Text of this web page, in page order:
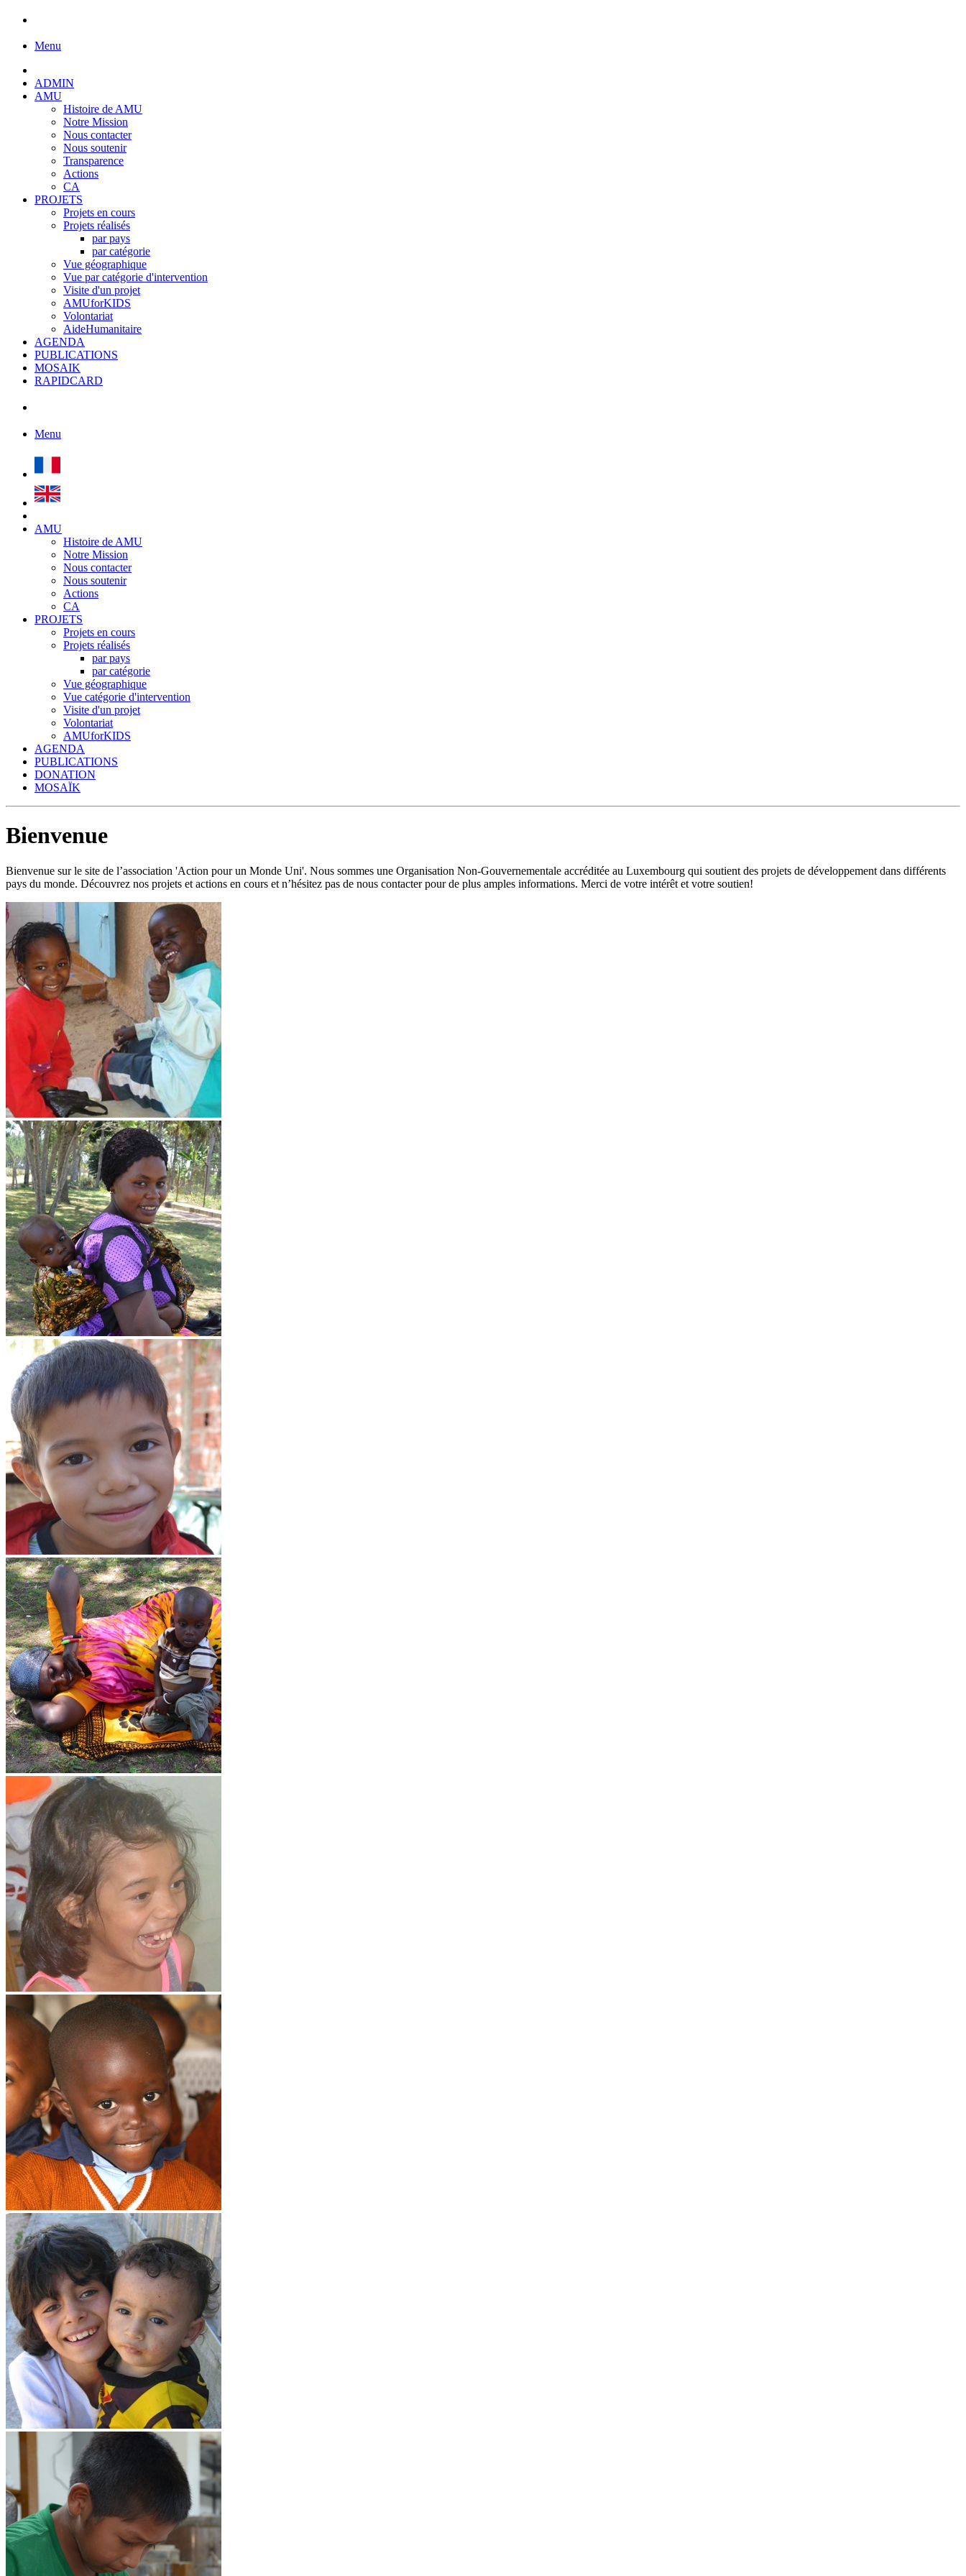
Menu
ADMIN
AMU
Histoire de AMU
Notre Mission
Nous contacter
Nous soutenir
Transparence
Actions
CA
PROJETS
Projets en cours
Projets réalisés
par pays
par catégorie
Vue géographique
Vue par catégorie d'intervention
Visite d'un projet
AMUforKIDS
Volontariat
AideHumanitaire
AGENDA
PUBLICATIONS
MOSAIK
RAPIDCARD
Menu
AMU
Histoire de AMU
Notre Mission
Nous contacter
Nous soutenir
Actions
CA
PROJETS
Projets en cours
Projets réalisés
par pays
par catégorie
Vue géographique
Vue catégorie d'intervention
Visite d'un projet
Volontariat
AMUforKIDS
AGENDA
PUBLICATIONS
DONATION
MOSAÏK
Bienvenue
Bienvenue sur le site de l’association 'Action pour un Monde Uni'. Nous sommes une Organisation Non-Gouvernementale accréditée au Luxembourg qui soutient des projets de développement dans différents
pays du monde. Découvrez nos projets et actions en cours et n’hésitez pas de nous contacter pour de plus amples informations. Merci de votre intérêt et votre soutien!